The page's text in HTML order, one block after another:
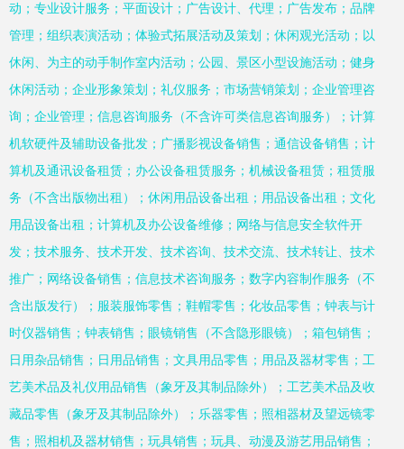
动；专业设计服务；平面设计；广告设计、代理；广告发布；品牌
管理；组织表演活动；体验式拓展活动及策划；休闲观光活动；以
休闲、为主的动手制作室内活动；公园、景区小型设施活动；健身
休闲活动；企业形象策划；礼仪服务；市场营销策划；企业管理咨
询；企业管理；信息咨询服务（不含许可类信息咨询服务）；计算
机软硬件及辅助设备批发；广播影视设备销售；通信设备销售；计
算机及通讯设备租赁；办公设备租赁服务；机械设备租赁；租赁服
务（不含出版物出租）；休闲用品设备出租；用品设备出租；文化
用品设备出租；计算机及办公设备维修；网络与信息安全软件开
发；技术服务、技术开发、技术咨询、技术交流、技术转让、技术
推广；网络设备销售；信息技术咨询服务；数字内容制作服务（不
含出版发行）；服装服饰零售；鞋帽零售；化妆品零售；钟表与计
时仪器销售；钟表销售；眼镜销售（不含隐形眼镜）；箱包销售；
日用杂品销售；日用品销售；文具用品零售；用品及器材零售；工
艺美术品及礼仪用品销售（象牙及其制品除外）；工艺美术品及收
藏品零售（象牙及其制品除外）；乐器零售；照相器材及望远镜零
售；照相机及器材销售；玩具销售；玩具、动漫及游艺用品销售；